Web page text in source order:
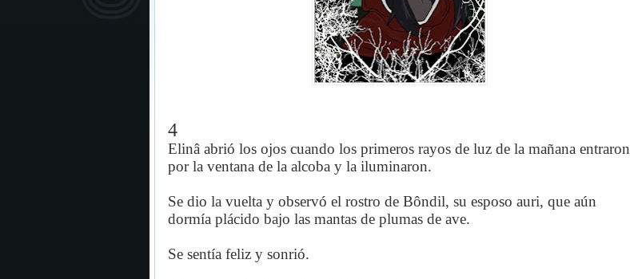
4
Elinâ abrió los ojos cuando los primeros rayos de luz de la mañana entraron
por la ventana de la alcoba y la iluminaron.
Se dio la vuelta y observó el rostro de Bôndil, su esposo auri, que aún
dormía plácido bajo las mantas de plumas de ave.
Se sentía feliz y sonrió.